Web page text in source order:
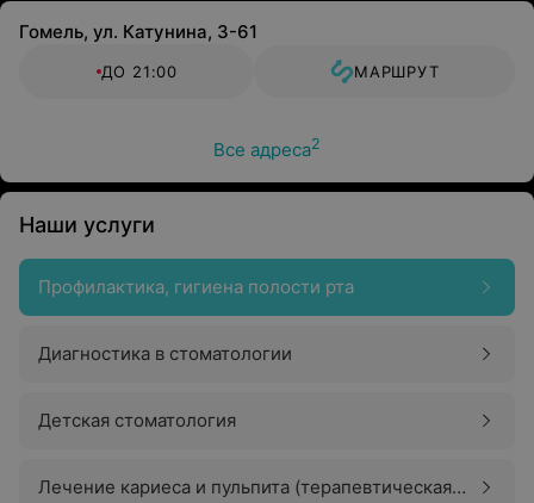
Гомель, ул. Катунина, 3-61
ДО 21:00 МАРШРУТ
Все адреса2
Наши услуги
Профилактика, гигиена полости рта
Диагностика в стоматологии
Детская стоматология
Лечение кариеса и пульпита (терапевтическая